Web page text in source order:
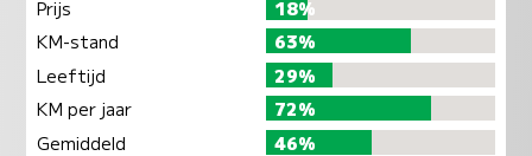
Prijs
18%
KM-stand
63%
Leeftijd
29%
KM per jaar
72%
Gemiddeld
46%